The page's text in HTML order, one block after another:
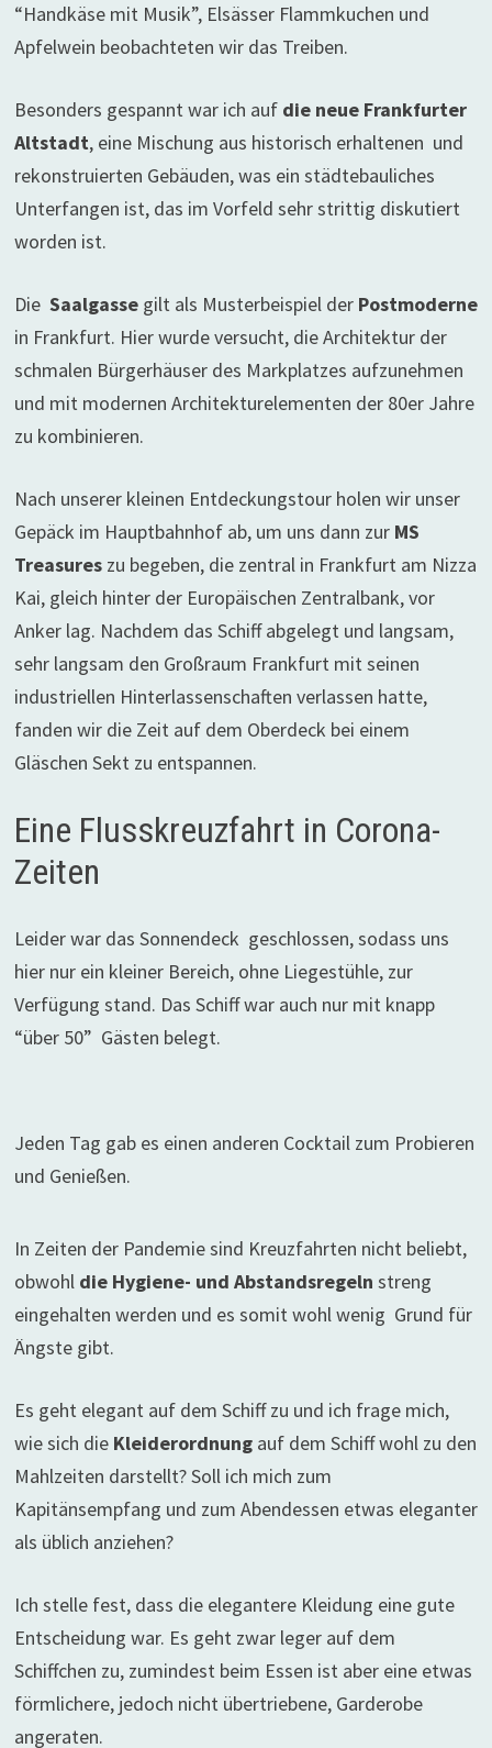
“Handkäse mit Musik”, Elsässer Flammkuchen und
Apfelwein beobachteten wir das Treiben.
Besonders gespannt war ich auf die neue Frankfurter
Altstadt, eine Mischung aus historisch erhaltenen und
rekonstruierten Gebäuden, was ein städtebauliches
Unterfangen ist, das im Vorfeld sehr strittig diskutiert
worden ist.
Die Saalgassegilt als Musterbeispiel der Postmoderne
in Frankfurt. Hier wurde versucht, die Architektur der
schmalen Bürgerhäuser des Markplatzes aufzunehmen
und mit modernen Architekturelementen der 80er Jahre
zu kombinieren.
Nach unserer kleinen Entdeckungstour holen wir unser
Gepäck im Hauptbahnhof ab, um uns dann zur MS
Treasures zu begeben, die zentral in Frankfurt am Nizza
Kai, gleich hinter der Europäischen Zentralbank, vor
Anker lag. Nachdem das Schiff abgelegt und langsam,
sehr langsam den Großraum Frankfurt mit seinen
industriellen Hinterlassenschaften verlassen hatte,
fanden wir die Zeit auf dem Oberdeck bei einem
Gläschen Sekt zu entspannen.
Eine Flusskreuzfahrt in Corona-
Zeiten
Leider war das Sonnendeck geschlossen, sodass uns
hier nur ein kleiner Bereich, ohne Liegestühle, zur
Verfügung stand. Das Schiff war auch nur mit knapp
“über 50” Gästen belegt.
Jeden Tag gab es einen anderen Cocktail zum Probieren
und Genießen.
In Zeiten der Pandemie sind Kreuzfahrten nicht beliebt,
obwohl die Hygiene- und Abstandsregeln streng
eingehalten werden und es somit wohl wenig Grund für
Ängste gibt.
Es geht elegant auf dem Schiff zu und ich frage mich,
wie sich die Kleiderordnungauf dem Schiff wohl zu den
Mahlzeiten darstellt? Soll ich mich zum
Kapitänsempfang und zum Abendessen etwas eleganter
als üblich anziehen?
Ich stelle fest, dass die elegantere Kleidung eine gute
Entscheidung war. Es geht zwar leger auf dem
Schiffchen zu, zumindest beim Essen ist aber eine etwas
förmlichere, jedoch nicht übertriebene, Garderobe
angeraten.